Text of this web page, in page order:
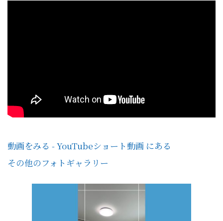
動画をみる - YouTubeショート動画 にある
その他のフォトギャラリー